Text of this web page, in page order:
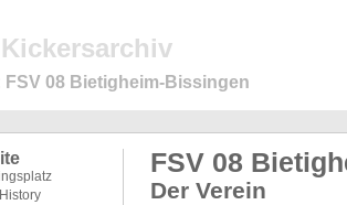
FSV 08 Bietigheim-Bissingen
FSV 08
Der Verein